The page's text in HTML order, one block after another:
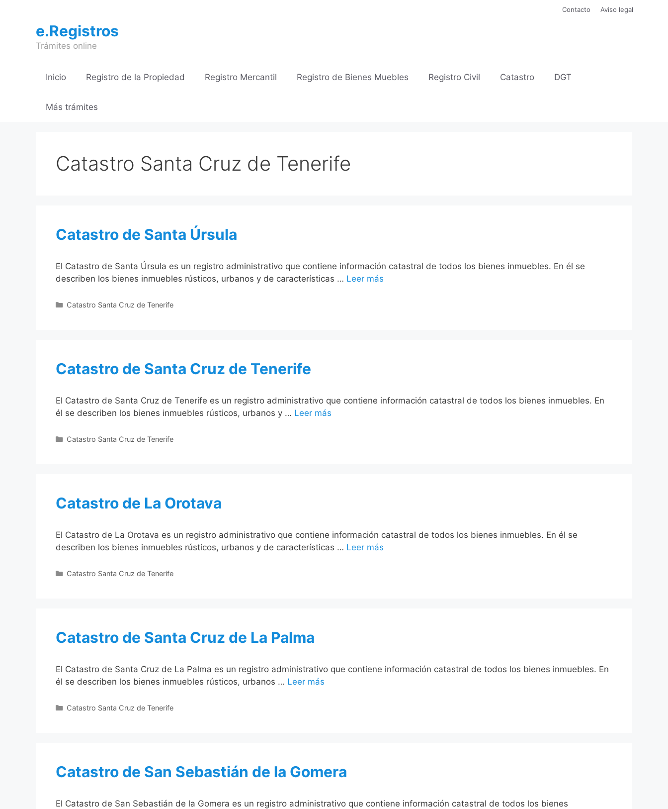
contenido
Contacto Aviso legal
e.Registros
Trámites online
Inicio Registro de la Propiedad Registro Mercantil Registro de Bienes Muebles Registro Civil Catastro DGT
Más trámites
Catastro Santa Cruz de Tenerife
Catastro de Santa Úrsula
El Catastro de Santa Úrsula es un registro administrativo que contiene información catastral de todos los bienes inmuebles. En él se
describen los bienes inmuebles rústicos, urbanos y de características … Leer más
Categorías
Catastro Santa Cruz de Tenerife
Catastro de Santa Cruz de Tenerife
El Catastro de Santa Cruz de Tenerife es un registro administrativo que contiene información catastral de todos los bienes inmuebles. En
él se describen los bienes inmuebles rústicos, urbanos y … Leer más
Categorías
Catastro Santa Cruz de Tenerife
Catastro de La Orotava
El Catastro de La Orotava es un registro administrativo que contiene información catastral de todos los bienes inmuebles. En él se
describen los bienes inmuebles rústicos, urbanos y de características … Leer más
Categorías
Catastro Santa Cruz de Tenerife
Catastro de Santa Cruz de La Palma
El Catastro de Santa Cruz de La Palma es un registro administrativo que contiene información catastral de todos los bienes inmuebles. En
él se describen los bienes inmuebles rústicos, urbanos … Leer más
Categorías
Catastro Santa Cruz de Tenerife
Catastro de San Sebastián de la Gomera
El Catastro de San Sebastián de la Gomera es un registro administrativo que contiene información catastral de todos los bienes